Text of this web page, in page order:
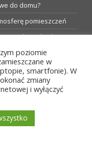
do domu?
pomieszczeń
podczas budowy
i instalatora
5 praktycznych
poziomie
w
smartfonie). W
zmiany
i wyłączyć